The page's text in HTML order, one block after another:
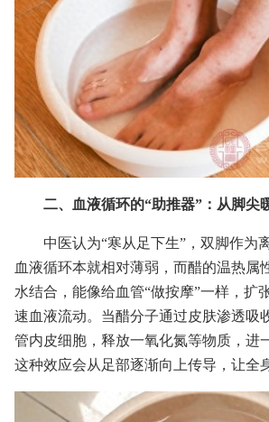
二、血液循环的“助推器”：从脚尖
中医认为“寒从足下生”，双脚作为
血液循环本就相对薄弱，而醋的温热属
水结合，能像给血管“做按摩”一样，扩
速血液流动。当醋分子通过皮肤渗透吸
管内皮细胞，释放一氧化氮等物质，进
这种效应会从足部逐渐向上传导，让全